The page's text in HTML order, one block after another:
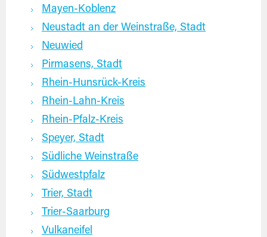
Mayen-Koblenz
Neustadt an der Weinstraße, Stadt
Neuwied
Pirmasens, Stadt
Rhein-Hunsrück-Kreis
Rhein-Lahn-Kreis
Rhein-Pfalz-Kreis
Speyer, Stadt
Südliche Weinstraße
Südwestpfalz
Trier, Stadt
Trier-Saarburg
Vulkaneifel